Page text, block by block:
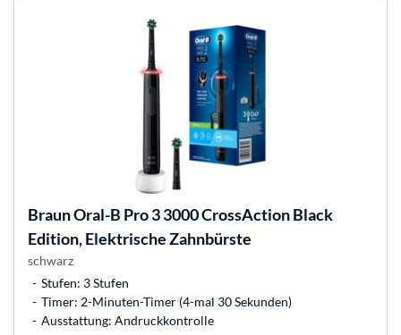
BraunOral-B Pro 3 3000 CrossAction Black
Edition, Elektrische Zahnbürste
schwarz
Stufen: 3 Stufen
Timer: 2-Minuten-Timer (4-mal 30 Sekunden)
Ausstattung: Andruckkontrolle